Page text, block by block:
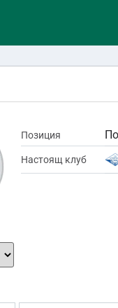
Позиция
Настоящ клуб